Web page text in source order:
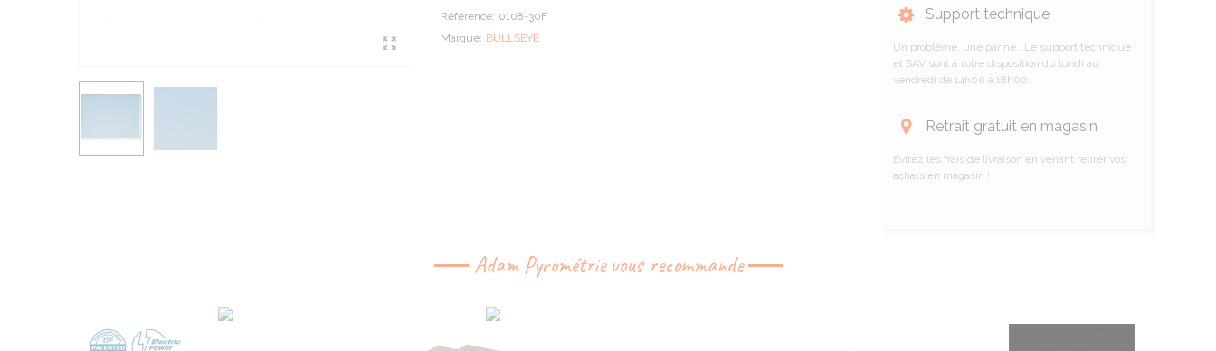
Référence: 0108-30F
Marque: BULLSEYE
Support technique
Un problème, une panne...Le support technique
et SAV sont à votre disposition du lundi au
vendredi de 14h00 à 18h00.
Retrait gratuit en magasin
Évitez les frais de livraison en venant retirer vos
achats en magasin !
Adam Pyrométrie vous recommande